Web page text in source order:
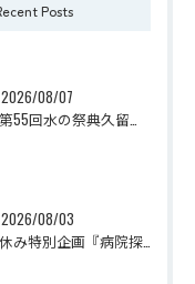
Posts
2026/08/07
「第55回水の祭典久留米まつり」に参加しました！
2026/08/03
夏休み特別企画『病院探検隊2026』を開催しました！